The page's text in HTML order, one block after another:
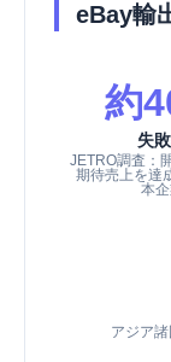
eBay輸
約
失
JETRO調査：
期待売上を達
本
アジア